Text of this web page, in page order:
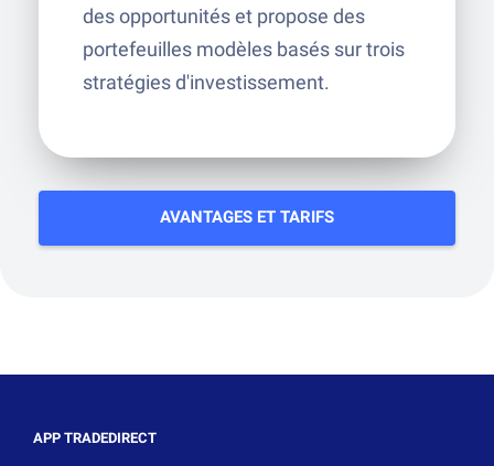
des opportunités et propose des
portefeuilles modèles basés sur trois
stratégies d'investissement.
AVANTAGES ET TARIFS
APP TRADEDIRECT